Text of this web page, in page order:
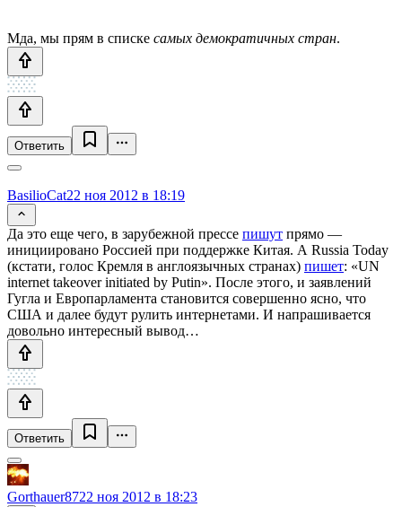
Мда, мы прям в списке самых демократичных стран.
Ответить
BasilioCat22 ноя 2012 в 18:19
Да это еще чего, в зарубежной прессе пишут прямо —
инициировано Россией при поддержке Китая. А Russia Today
(кстати, голос Кремля в англоязычных странах) пишет: «UN
internet takeover initiated by Putin». После этого, и заявлений
Гугла и Европарламента становится совершенно ясно, что
США и далее будут рулить интернетами. И напрашивается
довольно интересный вывод…
Ответить
Gorthauer8722 ноя 2012 в 18:23